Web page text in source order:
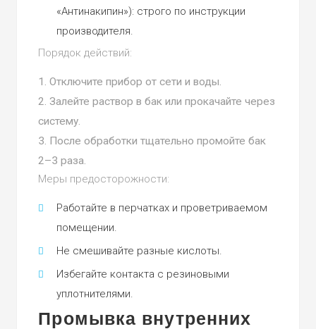
«Антинакипин»): строго по инструкции
производителя.
Порядок действий:
Отключите прибор от сети и воды.
Залейте раствор в бак или прокачайте через
систему.
После обработки тщательно промойте бак
2–3 раза.
Меры предосторожности:
Работайте в перчатках и проветриваемом
помещении.
Не смешивайте разные кислоты.
Избегайте контакта с резиновыми
уплотнителями.
Промывка внутренних